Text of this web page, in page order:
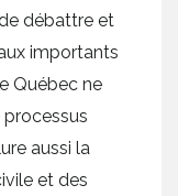
débattre et
importants
Québec ne
aussi la
et des